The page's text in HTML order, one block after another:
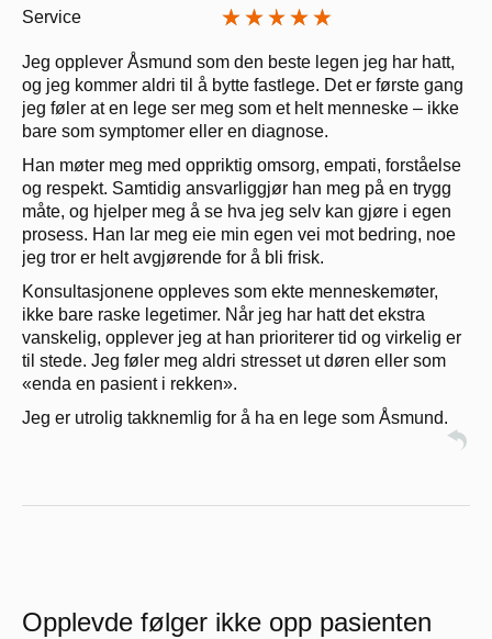
Service
Jeg opplever Åsmund som den beste legen jeg har hatt,
og jeg kommer aldri til å bytte fastlege. Det er første gang
jeg føler at en lege ser meg som et helt menneske – ikke
bare som symptomer eller en diagnose.
Han møter meg med oppriktig omsorg, empati, forståelse
og respekt. Samtidig ansvarliggjør han meg på en trygg
måte, og hjelper meg å se hva jeg selv kan gjøre i egen
prosess. Han lar meg eie min egen vei mot bedring, noe
jeg tror er helt avgjørende for å bli frisk.
Konsultasjonene oppleves som ekte menneskemøter,
ikke bare raske legetimer. Når jeg har hatt det ekstra
vanskelig, opplever jeg at han prioriterer tid og virkelig er
til stede. Jeg føler meg aldri stresset ut døren eller som
«enda en pasient i rekken».
Jeg er utrolig takknemlig for å ha en lege som Åsmund.
Opplevde følger ikke opp pasienten